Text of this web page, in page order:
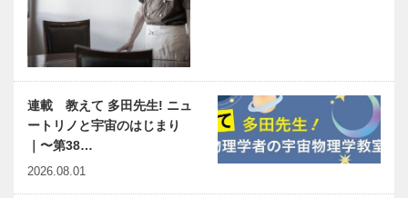
連載 教えて 多田先生! ニュ
ートリノと宇宙のはじまり
｜〜第38…
2026.08.01